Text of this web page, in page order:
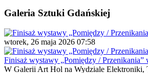
Galeria Sztuki Gdańskiej
wtorek, 26 maja 2026 07:58
Finisaż wystawy „Pomiędzy /
W Galerii Art Hol na Wydziale Elektroniki,